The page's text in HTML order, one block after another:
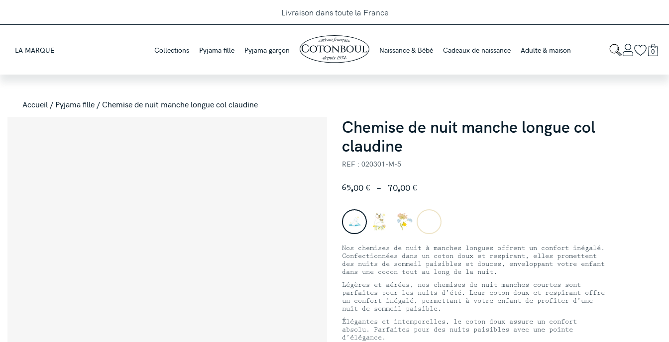
Livraison dans toute la France
LA MARQUE Collections Pyjama fille Pyjama garçon Naissance & Bébé Cadeaux de naissance Adulte & maison 0
Accueil / Pyjama fille / Chemise de nuit manche longue col claudine
Chemise de nuit manche longue col
claudine
REF : 020301-M-5
65,00 € – 70,00 €Plage
65,00 €
à
70,00 €
Nos chemises de nuit à manches longues offrent un confort inégalé.
Confectionnées dans un coton doux et respirant, elles promettent
des nuits de sommeil paisibles et douces, enveloppant votre enfant
dans une cocon tout au long de la nuit.
Légères et aérées, nos chemises de nuit manches courtes sont
parfaites pour les nuits d’été. Leur coton doux et respirant offre
un confort inégalé, permettant à votre enfant de profiter d’une
nuit de sommeil paisible.
Élégantes et intemporelles, le coton doux assure un confort
absolu. Parfaites pour des nuits paisibles avec une pointe
d’élégance.